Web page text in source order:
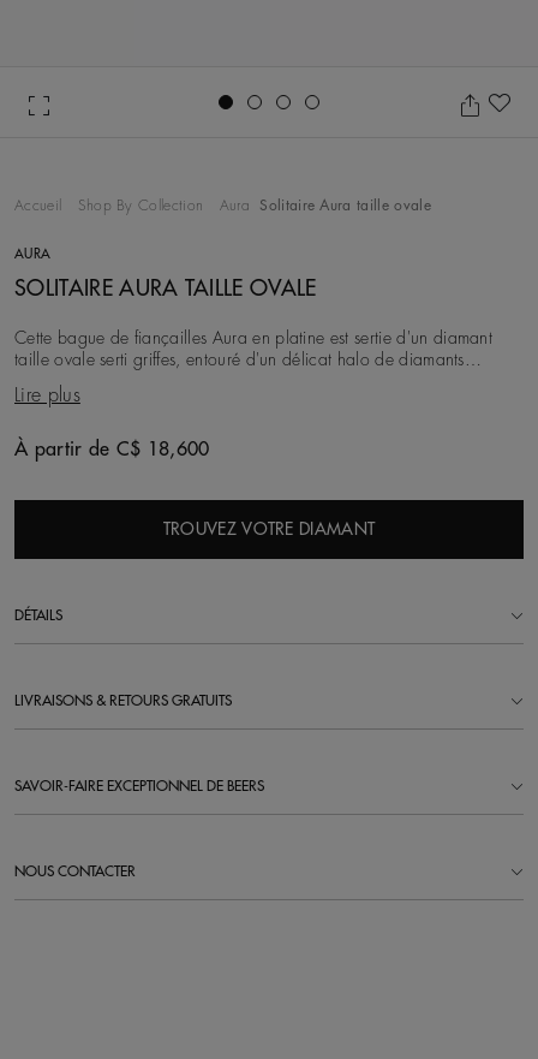
Accueil Shop By Collection Aura Solitaire Aura taille ovale
AURA
SOLITAIRE AURA TAILLE OVALE
Cette bague de fiançailles Aura en platine est sertie d'un diamant
taille ovale serti griffes, entouré d'un délicat halo de diamants
micropavés. Alliant le classicis
Lire plus
Original price
À partir de C$ 18,600
TROUVEZ VOTRE DIAMANT
DÉTAILS
LIVRAISONS & RETOURS GRATUITS
SAVOIR-FAIRE EXCEPTIONNEL DE BEERS
NOUS CONTACTER